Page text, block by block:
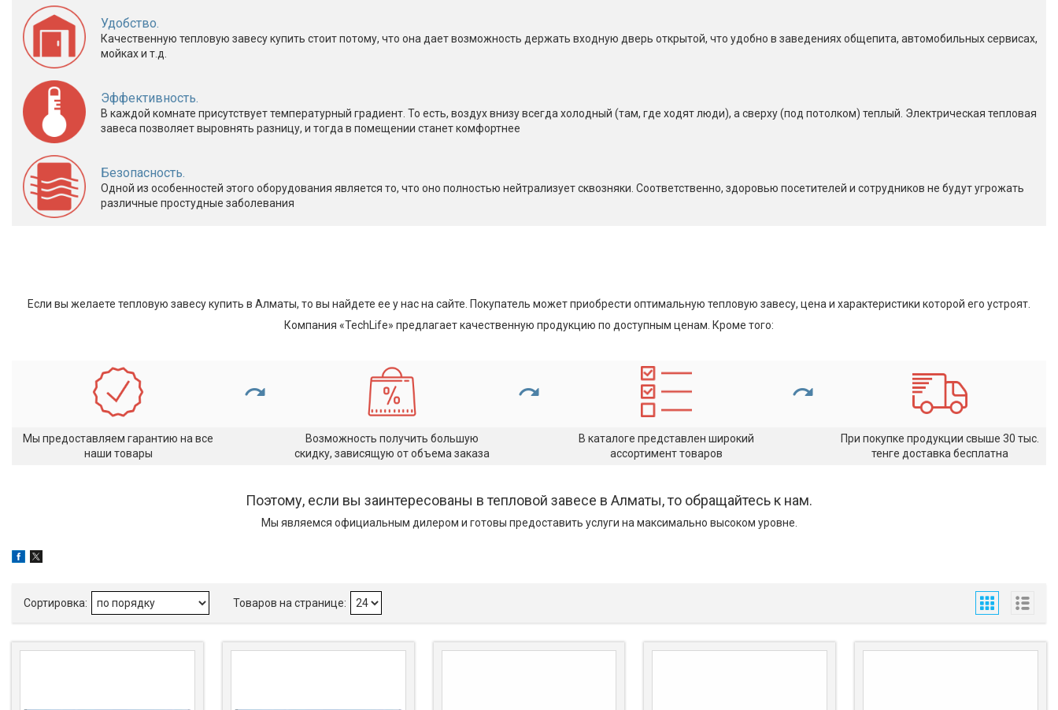
Удобство.
Качественную тепловую завесу купить стоит потому, что она дает возможность держать входную дверь открытой, что удобно в заведениях общепита, автомобильных сервисах,
мойках и т.д.
Эффективность.
В каждой комнате присутствует температурный градиент. То есть, воздух внизу всегда холодный (там, где ходят люди), а сверху (под потолком) теплый. Электрическая тепловая
завеса позволяет выровнять разницу, и тогда в помещении станет комфортнее
Безопасность.
Одной из особенностей этого оборудования является то, что оно полностью нейтрализует сквозняки. Соответственно, здоровью посетителей и сотрудников не будут угрожать
различные простудные заболевания
Если вы желаете тепловую завесу купить в Алматы, то вы найдете ее у нас на сайте. Покупатель может приобрести оптимальную тепловую завесу, цена и характеристики которой его устроят.
Компания «TechLife» предлагает качественную продукцию по доступным ценам. Кроме того:
Мы предоставляем гарантию на все
наши товары
Возможность получить большую
скидку, зависящую от объема заказа
В каталоге представлен широкий
ассортимент товаров
При покупке продукции свыше 30 тыс.
тенге доставка бесплатна
Поэтому, если вы заинтересованы в тепловой завесе в Алматы, то обращайтесь к нам.
Мы являемся официальным дилером и готовы предоставить услуги на максимально высоком уровне.